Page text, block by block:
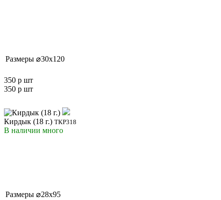
Размеры ⌀30x120
350 р шт
350 р шт
Кирдык (18 г.) ТКР318
В наличии много
Размеры ⌀28x95